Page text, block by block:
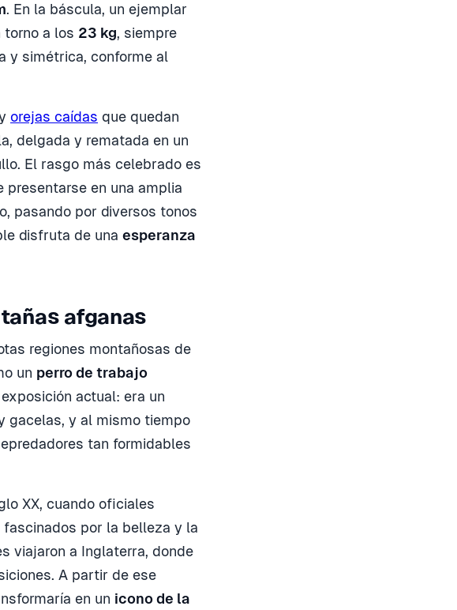
. En la báscula, un ejemplar
torno a los 23 kg, siempre
y simétrica, conforme al
orejas caídas que quedan
delgada y rematada en un
El rasgo más celebrado es
presentarse en una amplia
pasando por diversos tonos
disfruta de una esperanza
afganas
regiones montañosas de
un perro de trabajo
actual: era un
gacelas, y al mismo tiempo
tan formidables
XX, cuando oficiales
por la belleza y la
viajaron a Inglaterra, donde
A partir de ese
en un icono de la